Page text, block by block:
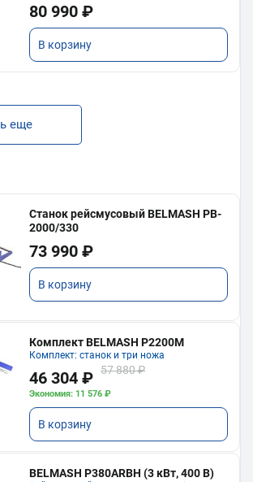
80 990 ₽
В корзину
еще
Станок рейсмусовый BELMASH PB-
2000/330
73 990 ₽
В корзину
Комплект BELMASH P2200M
Комплект: станок и три ножа
46 304 ₽ 57 880 ₽
Экономия: 11 576 ₽
В корзину
BELMASH P380ARBH (3 кВт, 400 В)